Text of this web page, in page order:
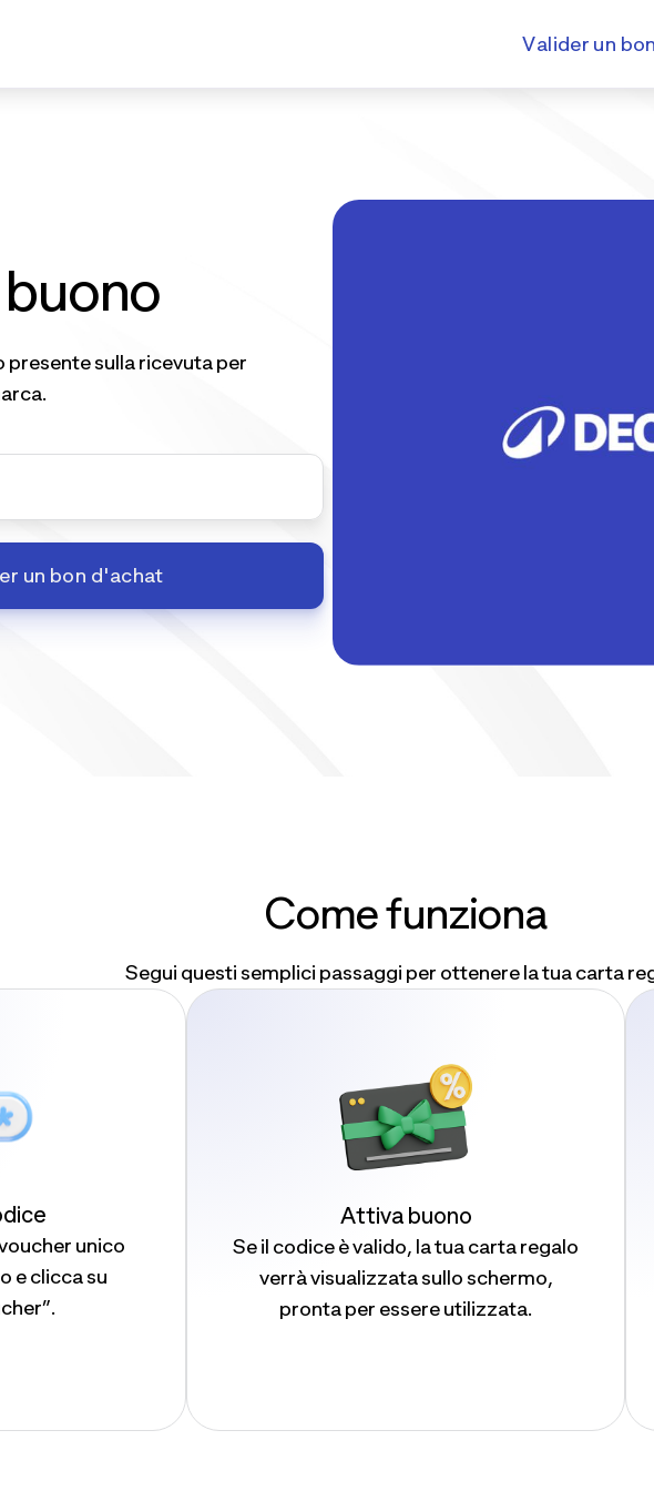
Valider un
presente sulla ricevuta per
un bon d'achat
Come funziona
Segui questi semplici passaggi per ottenere la tua carta
unico
e clicca su
Attiva buono
Se il codice è valido, la tua carta regalo
verrà visualizzata sullo schermo,
pronta per essere utilizzata.